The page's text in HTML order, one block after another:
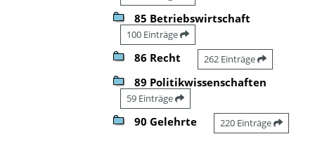
85 Betriebswirtschaft
100 Einträge
86 Recht 262 Einträge
89 Politikwissenschaften
59 Einträge
90 Gelehrte 220 Einträge